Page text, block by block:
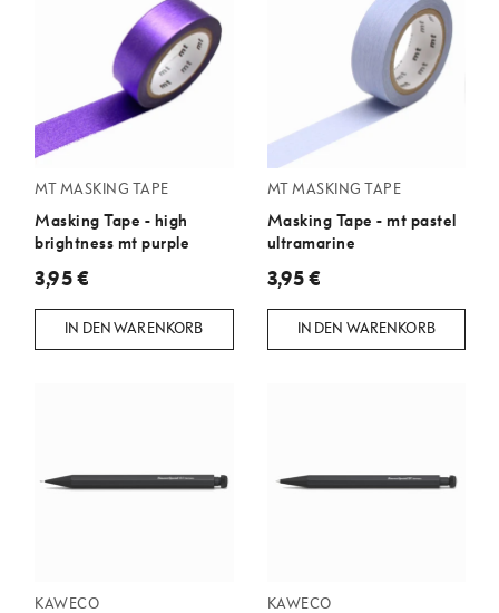
MT MASKING TAPE
Masking Tape - high
brightness mt purple
3,95 €
IN DEN WARENKORB
MT MASKING TAPE
Masking Tape - mt pastel
ultramarine
3,95 €
IN DEN WARENKORB
KAWECO KAWECO